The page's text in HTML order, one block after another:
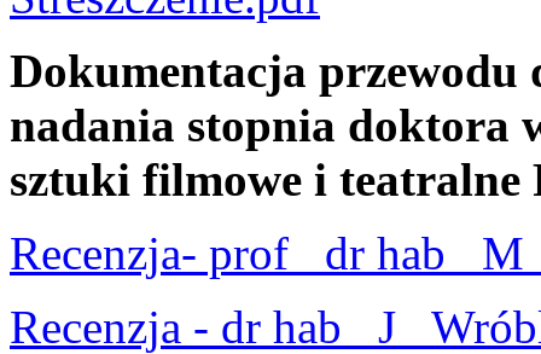
Dokumentacja przewodu
nadania stopnia doktora
sztuki filmowe i
Recenzja- prof_ dr hab_
Recenzja - dr hab_ J_